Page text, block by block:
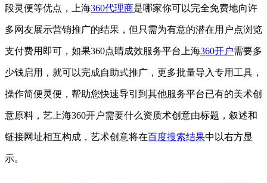
段灵便等优点，上海360代理商是哪家你可以完全免费地向许
多网友展示营销推广的结果，但只需为有意的潜在用户点浏览
支付费用即可，如果360点睛成效服务平台上海360开户需要多
少钱启用，就可以完成自助式推广，更多批量导入专用工具，
操作简便灵便，帮助您快速导引到其他服务平台已有的美术创
意原料，艺上海360开户需要什么资质术创意由标题，叙述和
链接网址相互构成，艺术创意将在百度搜索结果中以右方显
示。